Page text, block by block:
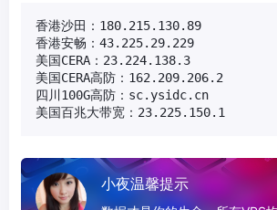
香港沙田：180.215.130.89
香港安畅：43.225.29.229
美国CERA：23.224.138.3
美国CERA高防：162.209.206.2
四川100G高防：sc.ysidc.cn
美国百兆大带宽：23.225.150.1
小夜温馨提示